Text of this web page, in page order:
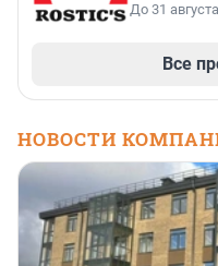
До 31
Все
НОВОСТИ